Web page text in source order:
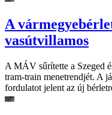
A
vasútvillamos
A MÁV sűrítette a Szeged
tram-train menetrendjét. A
fordulatot jelent az új